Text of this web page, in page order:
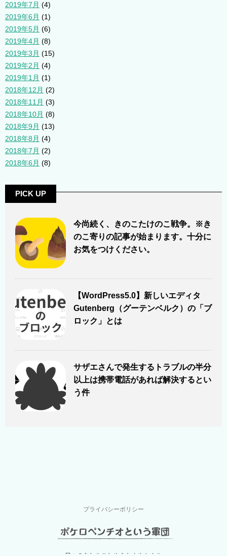
2019年7月 (4)
2019年6月 (1)
2019年5月 (6)
2019年4月 (8)
2019年3月 (15)
2019年2月 (4)
2019年1月 (1)
2018年12月 (2)
2018年11月 (3)
2018年10月 (8)
2018年9月 (13)
2018年8月 (4)
2018年7月 (2)
2018年6月 (8)
PICK UP
今尚続く、きのこたけのこ戦争。※き
のこ寄りの記事が始まります。十分に
お気をつけください。
【WordPress5.0】新しいエディタ
Gutenberg（グーテンベルク）の「ブ
ロック」とは
サザエさんで発生するトラブルの半分
以上は携帯電話があれば解決するとい
う件
プライバシーポリシー